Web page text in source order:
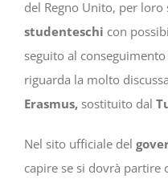
del Regno Unito, per
studenteschi con
seguito al
riguarda la molto
Erasmus, sostituito dal
Nel sito ufficiale del
capire se si dovrà partire